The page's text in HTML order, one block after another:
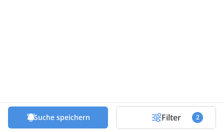
Suche speichern Filter 2